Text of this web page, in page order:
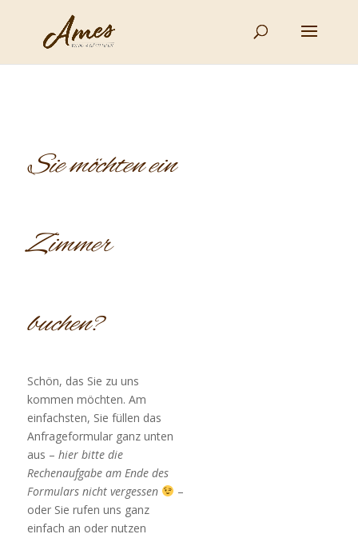
Sie möchten ein
Zimmer
buchen?
Schön, das Sie zu uns
kommen möchten. Am
einfachsten, Sie füllen das
Anfrageformular ganz unten
aus – hier bitte die
Rechenaufgabe am Ende des
Formulars nicht vergessen
–
oder Sie rufen uns ganz
einfach an oder nutzen